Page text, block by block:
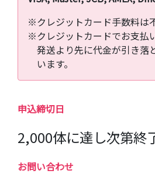
※クレジットカード手数料は
※クレジットカードでお支払
発送より先に代金が引き落
います。
申込締切日
2,000体に達し次第終
お問い合わせ